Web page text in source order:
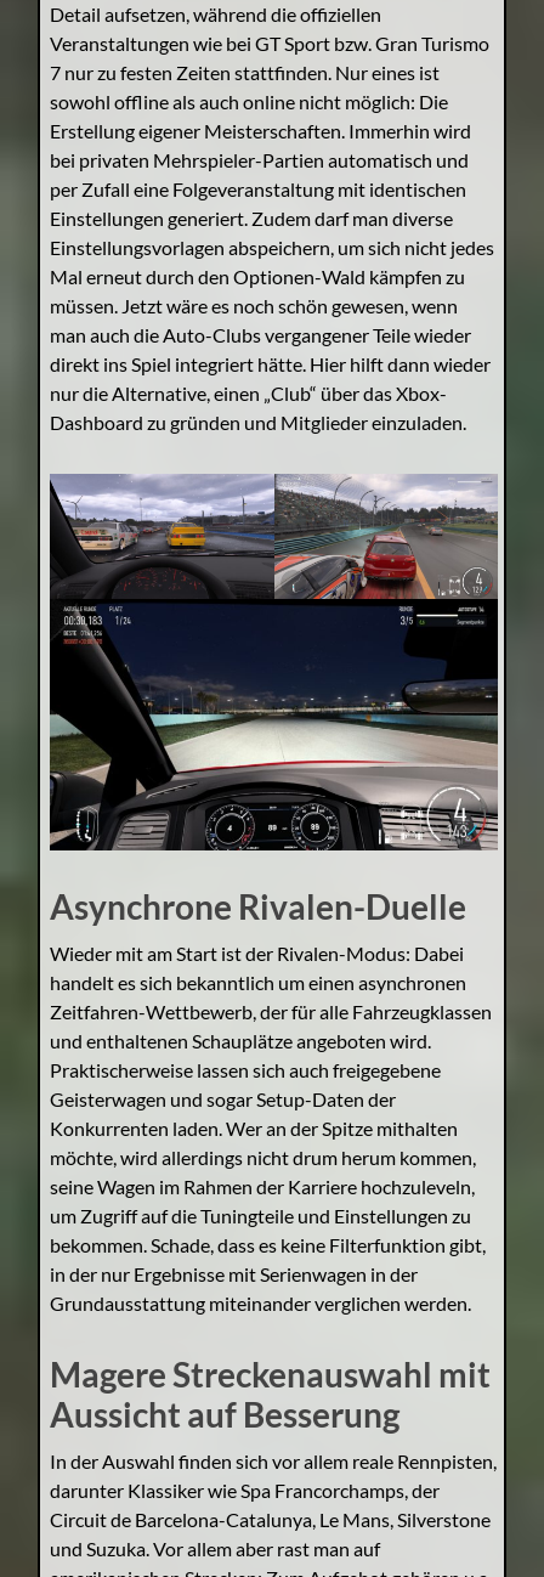
Detail aufsetzen, während die offiziellen
Veranstaltungen wie bei GT Sport bzw. Gran Turismo
7 nur zu festen Zeiten stattfinden. Nur eines ist
sowohl offline als auch online nicht möglich: Die
Erstellung eigener Meisterschaften. Immerhin wird
bei privaten Mehrspieler-Partien automatisch und
per Zufall eine Folgeveranstaltung mit identischen
Einstellungen generiert. Zudem darf man diverse
Einstellungsvorlagen abspeichern, um sich nicht jedes
Mal erneut durch den Optionen-Wald kämpfen zu
müssen. Jetzt wäre es noch schön gewesen, wenn
man auch die Auto-Clubs vergangener Teile wieder
direkt ins Spiel integriert hätte. Hier hilft dann wieder
nur die Alternative, einen „Club“ über das Xbox-
Dashboard zu gründen und Mitglieder einzuladen.
Asynchrone Rivalen-Duelle
Wieder mit am Start ist der Rivalen-Modus: Dabei
handelt es sich bekanntlich um einen asynchronen
Zeitfahren-Wettbewerb, der für alle Fahrzeugklassen
und enthaltenen Schauplätze angeboten wird.
Praktischerweise lassen sich auch freigegebene
Geisterwagen und sogar Setup-Daten der
Konkurrenten laden. Wer an der Spitze mithalten
möchte, wird allerdings nicht drum herum kommen,
seine Wagen im Rahmen der Karriere hochzuleveln,
um Zugriff auf die Tuningteile und Einstellungen zu
bekommen. Schade, dass es keine Filterfunktion gibt,
in der nur Ergebnisse mit Serienwagen in der
Grundausstattung miteinander verglichen werden.
Magere Streckenauswahl mit
Aussicht auf Besserung
In der Auswahl finden sich vor allem reale Rennpisten,
darunter Klassiker wie Spa Francorchamps, der
Circuit de Barcelona-Catalunya, Le Mans, Silverstone
und Suzuka. Vor allem aber rast man auf